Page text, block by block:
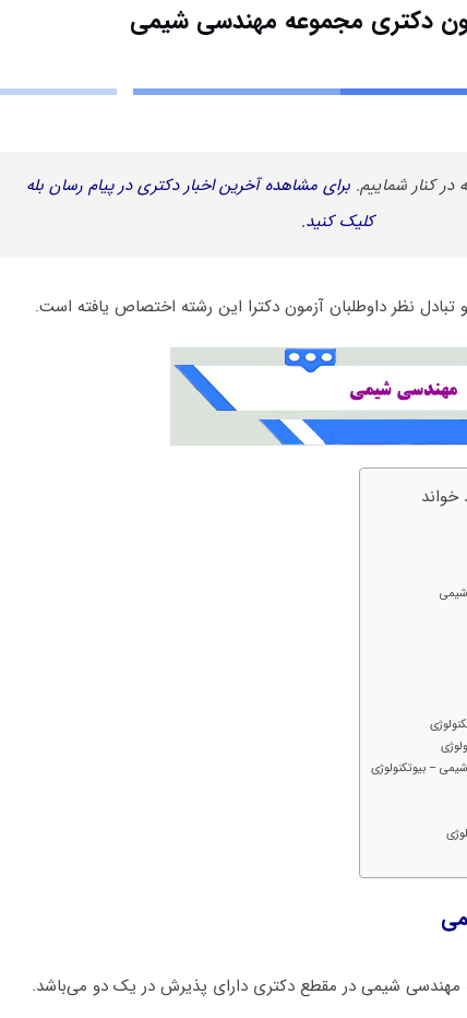
دکتری مجموعه مهندسی شیمی
در کنار شماییم. برای مشاهده آخرین اخبار دکتری در پیام رسان بله
کلیک کنید.
نظر داوطلبان آزمون دکترا این رشته اختصاص یافته است.
– بیوتکنولوژی
مهندسی شیمی در مقطع دکتری دارای پذیرش در یک دو می‌باشد.